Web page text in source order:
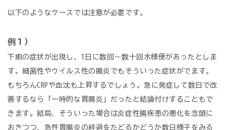
以下のようなケースでは注意が必要です。
例１）
下痢の症状が出現し、1日に数回～数十回水様便があったとしま
す。細菌性やウイルス性の腸炎でもそういった症状がでます。
もちろんCRPや血沈も上昇するでしょう。急に発症して数日で改
善するなら「一時的な胃腸炎」だったと結論付けすることもで
きます。結局、そういった場合は炎症性腸疾患の悪化を念頭に
おきつつ、急性胃腸炎の経過をたどるかどうか数日様子をみる